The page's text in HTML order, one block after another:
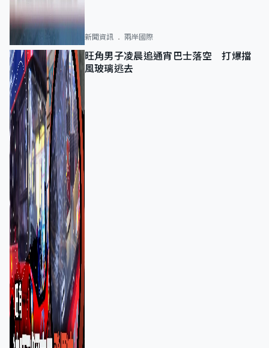
新聞資訊 兩岸國際
旺角男子凌晨追通宵巴士落空 打爆擋
風玻璃逃去